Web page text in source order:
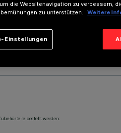
bestellt werden:
die Websitenavigation zu verbessern,
zu unterstützen.
Weitere
Einstellungen